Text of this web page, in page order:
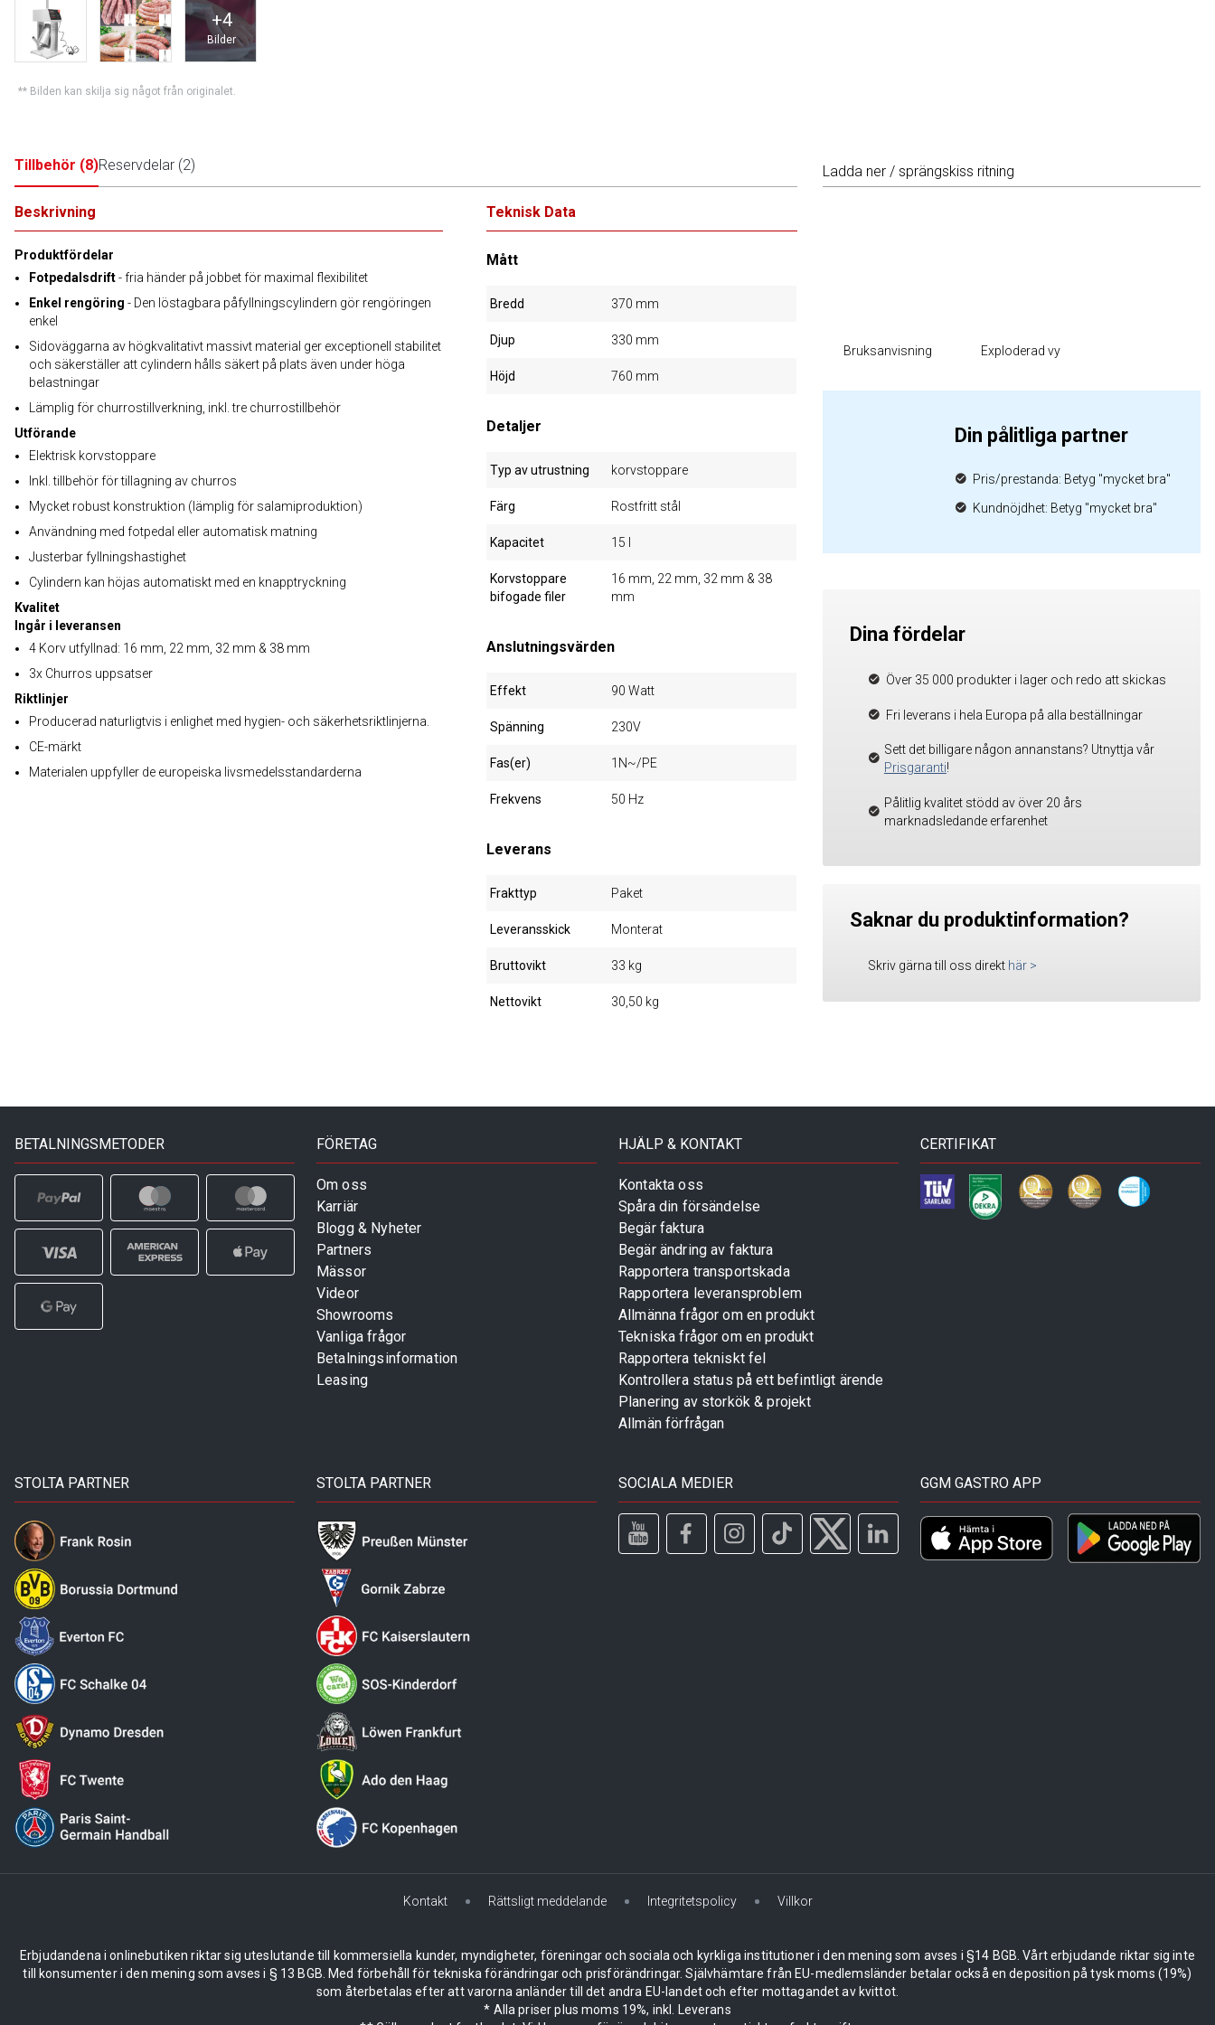
+4
Bilder
** Bilden kan skilja sig något från originalet.
Tillbehör (8)Reservdelar (2)
Beskrivning
Produktfördelar
Fotpedalsdrift- fria händer på jobbet för maximal flexibilitet
Enkel rengöring - Den löstagbara påfyllningscylindern gör rengöringen
enkel
Sidoväggarna av högkvalitativt massivt material ger exceptionell stabilitet
och säkerställer att cylindern hålls säkert på plats även under höga
belastningar
Lämplig för churrostillverkning, inkl. tre churrostillbehör
Utförande
Elektrisk korvstoppare
Inkl. tillbehör för tillagning av churros
Mycket robust konstruktion (lämplig för salamiproduktion)
Användning med fotpedal eller automatisk matning
Justerbar fyllningshastighet
Cylindern kan höjas automatiskt med en knapptryckning
Kvalitet
Ingår i leveransen
4 Korv utfyllnad: 16 mm, 22 mm, 32 mm & 38 mm
3x Churros uppsatser
Riktlinjer
Producerad naturligtvis i enlighet med hygien- och säkerhetsriktlinjerna.
CE-märkt
Materialen uppfyller de europeiska livsmedelsstandarderna
Teknisk Data
Mått
Bredd 370 mm
Djup 330 mm
Höjd 760 mm
Detaljer
Typ av utrustning korvstoppare
Färg Rostfritt stål
Kapacitet 15 l
Korvstoppare
bifogade filer
16 mm, 22 mm, 32 mm & 38
mm
Anslutningsvärden
Effekt 90 Watt
Spänning 230V
Fas(er) 1N~/PE
Frekvens 50 Hz
Leverans
Frakttyp Paket
Leveransskick Monterat
Bruttovikt 33 kg
Nettovikt 30,50 kg
Ladda ner / sprängskiss ritning
Bruksanvisning Exploderad vy
Din pålitliga partner
Pris/prestanda: Betyg "mycket bra"
Kundnöjdhet: Betyg "mycket bra"
Dina fördelar
Över 35 000 produkter i lager och redo att skickas
Fri leverans i hela Europa på alla beställningar
Sett det billigare någon annanstans? Utnyttja vår
Prisgaranti!
Pålitlig kvalitet stödd av över 20 års
marknadsledande erfarenhet
Saknar du produktinformation?
Skriv gärna till oss direkt här >
BETALNINGSMETODER FÖRETAG
Om oss
Karriär
Blogg & Nyheter
Partners
Mässor
Videor
Showrooms
Vanliga frågor
Betalningsinformation
Leasing
HJÄLP & KONTAKT
Kontakta oss
Spåra din försändelse
Begär faktura
Begär ändring av faktura
Rapportera transportskada
Rapportera leveransproblem
Allmänna frågor om en produkt
Tekniska frågor om en produkt
Rapportera tekniskt fel
Kontrollera status på ett befintligt ärende
Planering av storkök & projekt
Allmän förfrågan
CERTIFIKAT
STOLTA PARTNER STOLTA PARTNER SOCIALA MEDIER GGM GASTRO APP
Kontakt Rättsligt meddelande Integritetspolicy Villkor
Erbjudandena i onlinebutiken riktar sig uteslutande till kommersiella kunder, myndigheter, föreningar och sociala och kyrkliga institutioner i den mening som avses i §14 BGB. Vårt erbjudande riktar sig inte
till konsumenter i den mening som avses i § 13 BGB. Med förbehåll för tekniska förändringar och prisförändringar. Självhämtare från EU-medlemsländer betalar också en deposition på tysk moms (19%)
som återbetalas efter att varorna anländer till det andra EU-landet och efter mottagandet av kvittot.
* Alla priser plus moms 19%, inkl. Leverans